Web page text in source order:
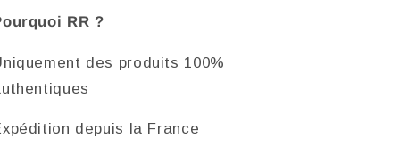
RR ?
des produits 100%
depuis la France